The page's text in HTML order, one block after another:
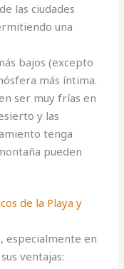
las ciudades
una
bajos (excepto
más íntima.
ser muy frías en
y las
tenga
pueden
de la Playa y
especialmente en
ventajas: